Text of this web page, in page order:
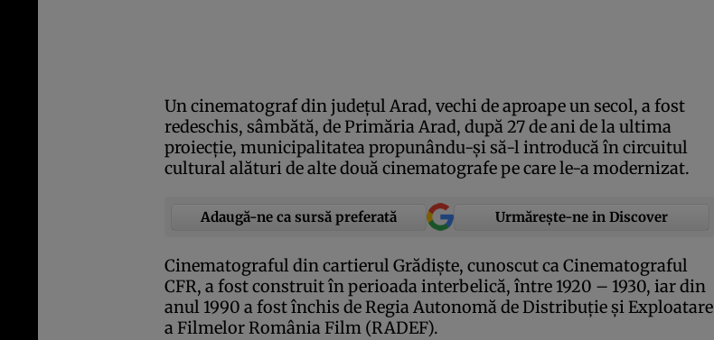
Un cinematograf din judeţul Arad, vechi de aproape un secol, a fost
redeschis, sâmbătă, de Primăria Arad, după 27 de ani de la ultima
proiecţie, municipalitatea propunându-şi să-l introducă în circuitul
cultural alături de alte două cinematografe pe care le-a modernizat.
Adaugă-ne ca sursă preferată Urmărește-ne in Discover
Cinematograful din cartierul Grădişte, cunoscut ca Cinematograful
CFR, a fost construit în perioada interbelică, între 1920 – 1930, iar din
anul 1990 a fost închis de Regia Autonomă de Distribuţie şi Exploatare
a Filmelor România Film (RADEF).